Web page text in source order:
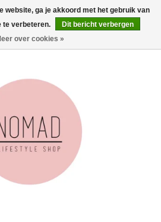
0 Artikelen - €0,00
website, ga je akkoord met het gebruik van
te verbeteren.
Dit bericht verbergen
over cookies »